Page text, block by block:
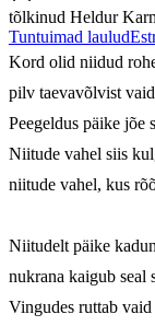
tõlkinud Heldur
Tuntuimad laulud
Kord olid niidud
pilv taevavõlvist
Peegeldus päike jõe
Niitude vahel siis
niitude vahel, kus
Niitudelt päike
nukrana kaigub seal
Vingudes ruttab